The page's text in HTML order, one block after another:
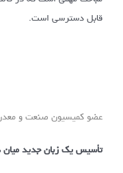
قابل دسترسی است.
عضو کمیسیون صنعت و
تأسیس یک زبان جدید